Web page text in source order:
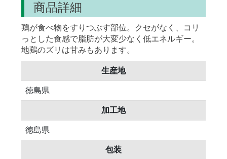
商品詳細
鶏が食べ物をすりつぶす部位。クセがなく、コリ
っとした食感で脂肪が大変少なく低エネルギー。
地鶏のズリは甘みもあります。
生産地
徳島県
加工地
徳島県
包装